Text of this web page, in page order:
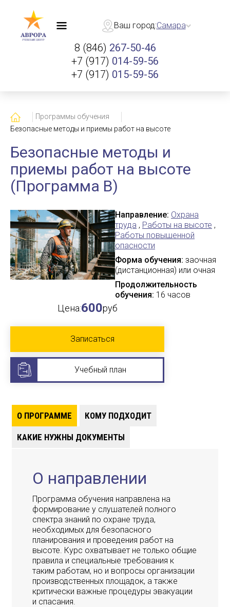
Ваш город:Самара
8 (846) 267-50-46
+7 (917) 014-59-56
+7 (917) 015-59-56
ГлавнаяПрограммы обучения
Безопасные методы и приемы работ на высоте
Безопасные методы и
приемы работ на высоте
(Программа В)
Направление: Охрана
труда , Работы на высоте ,
Работы повышенной
опасности
Форма обучения: заочная
(дистанционная) или очная
Продолжительность
обучения: 16 часов
Цена:600руб
Записаться
Учебный план
О ПРОГРАММЕ КОМУ ПОДХОДИТ
КАКИЕ НУЖНЫ ДОКУМЕНТЫ
О направлении
Программа обучения направлена на
формирование у слушателей полного
спектра знаний по охране труда,
необходимых для безопасного
планирования и проведения работ на
высоте. Курс охватывает не только общие
правила и специальные требования к
таким работам, но и вопросы организации
производственных площадок, а также
критически важные процедуры эвакуации
и спасания.